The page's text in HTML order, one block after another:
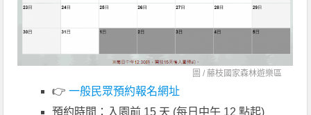
圖 /藤枝國家森林遊樂區
👉一般民眾預約報名網址
預約時間：入園前 15 天 (每日中午 12 點起)